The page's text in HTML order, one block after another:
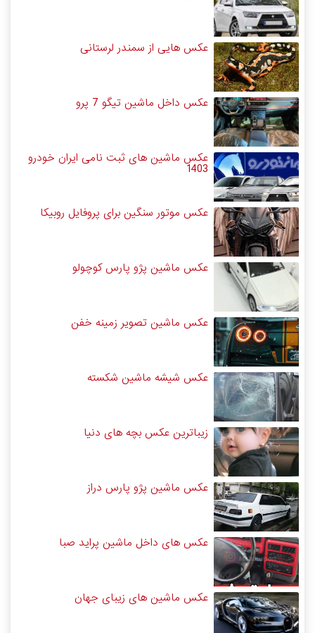
عکس هایی از سمندر لرستانی
عکس داخل ماشین تیگو 7 پرو
عکس ماشین های ثبت نامی ایران خودرو
1403
عکس موتور سنگین برای پروفایل روبیکا
عکس ماشین پژو پارس کوچولو
عکس ماشین تصویر زمینه خفن
عکس شیشه ماشین شکسته
زیباترین عکس بچه های دنیا
عکس ماشین پژو پارس دراز
عکس های داخل ماشین پراید صبا
عکس ماشین های زیبای جهان